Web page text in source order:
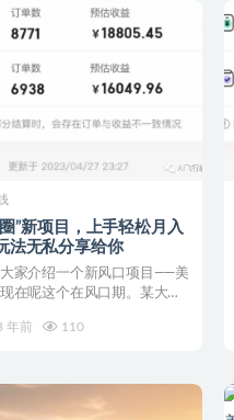
”新项目，上手轻松月入
法无私分享给你
家介绍一个新风口项目——美
在呢这个在风口期。某大佬
年前
110